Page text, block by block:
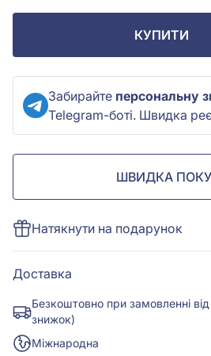
КУПИТИ
Забирайте персональну
Telegram-боті. Швидка
ШВИДКА
Натякнути на подарунок
Доставка
Безкоштовно при замовленні
знижок)
Міжнародна